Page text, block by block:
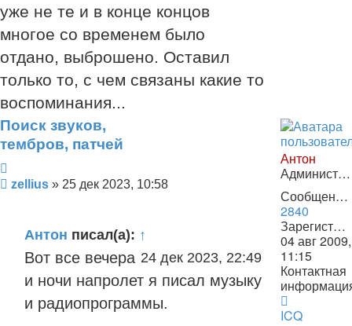
уже не те и в конце концов
многое со временем было
отдано, выброшено. Оставил
только то, с чем связаны какие то
воспоминания...
Поиск звуков,
тембров, патчей
Сообщение
zellius » 25 дек 2023, 10:58
Антон писал(а): ↑
24 дек 2023, 22:49
Вот все вечера
и ночи напролет я писал музыку
и радиопрограммы.
Антон
Администратор
Сообщения:
2840
Зарегистрирован:
04 авг 2009,
11:15
Контактная
ICQ